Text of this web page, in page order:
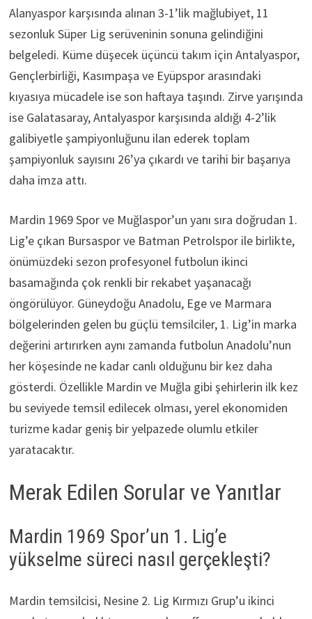
Alanyaspor karşısında alınan 3-1’lik mağlubiyet, 11
sezonluk Süper Lig serüveninin sonuna gelindiğini
belgeledi. Küme düşecek üçüncü takım için Antalyaspor,
Gençlerbirliği, Kasımpaşa ve Eyüpspor arasındaki
kıyasıya mücadele ise son haftaya taşındı. Zirve yarışında
ise Galatasaray, Antalyaspor karşısında aldığı 4-2’lik
galibiyetle şampiyonluğunu ilan ederek toplam
şampiyonluk sayısını 26’ya çıkardı ve tarihi bir başarıya
daha imza attı.
Mardin 1969 Spor ve Muğlaspor’un yanı sıra doğrudan 1.
Lig’e çıkan Bursaspor ve Batman Petrolspor ile birlikte,
önümüzdeki sezon profesyonel futbolun ikinci
basamağında çok renkli bir rekabet yaşanacağı
öngörülüyor. Güneydoğu Anadolu, Ege ve Marmara
bölgelerinden gelen bu güçlü temsilciler, 1. Lig’in marka
değerini artırırken aynı zamanda futbolun Anadolu’nun
her köşesinde ne kadar canlı olduğunu bir kez daha
gösterdi. Özellikle Mardin ve Muğla gibi şehirlerin ilk kez
bu seviyede temsil edilecek olması, yerel ekonomiden
turizme kadar geniş bir yelpazede olumlu etkiler
yaratacaktır.
Merak Edilen Sorular ve Yanıtlar
Mardin 1969 Spor’un 1. Lig’e
yükselme süreci nasıl gerçekleşti?
Mardin temsilcisi, Nesine 2. Lig Kırmızı Grup’u ikinci